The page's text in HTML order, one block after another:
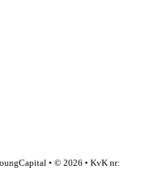
• © 2026 • KvK nr: